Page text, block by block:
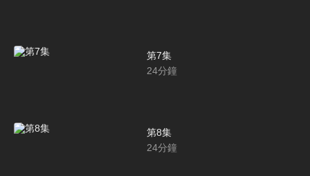
第7集
24分鐘
第8集
24分鐘